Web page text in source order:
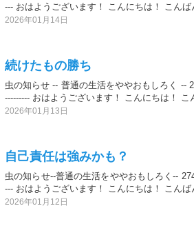
--- おはようございます！ こんにちは！ こん
2026年01月14日
続けたもの勝ち
虫の知らせ -- 普通の生活をややおもしろく --
--------- おはようございます！ こんにちは！ こ
2026年01月13日
自己責任は強みかも？
虫の知らせ--普通の生活をややおもしろく--
--- おはようございます！ こんにちは！ こんば
2026年01月12日